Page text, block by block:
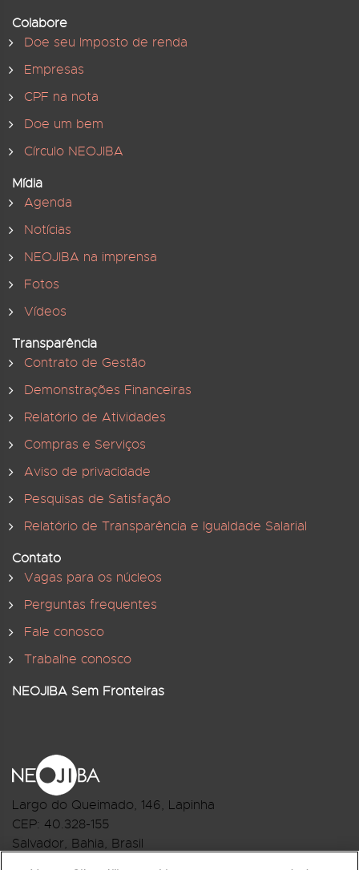
Colabore
Doe seu Imposto de renda
Empresas
CPF na nota
Doe um bem
Círculo NEOJIBA
Mídia
Agenda
Notícias
NEOJIBA na imprensa
Fotos
Vídeos
Transparência
Contrato de Gestão
Demonstrações Financeiras
Relatório de Atividades
Compras e Serviços
Aviso de privacidade
Pesquisas de Satisfação
Relatório de Transparência e Igualdade Salarial
Contato
Vagas para os núcleos
Perguntas frequentes
Fale conosco
Trabalhe conosco
NEOJIBA Sem Fronteiras
Largo do Queimado, 146, Lapinha
CEP: 40.328-155
Salvador, Bahia, Brasil